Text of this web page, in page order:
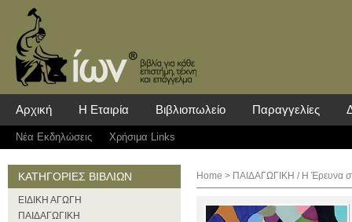
Αρχική Η Εταιρία Βιβλιοπωλείο Παραγγελίες
Νέα Eκδηλώσεις Χρήσιμα Links
ΚΑΤΗΓΟΡΙΕΣ ΒΙΒΛΙΩΝ
ΕΙΔΙΚΗ ΑΓΩΓΗ
ΠΑΙΔΑΓΩΓΙΚΗ
Home > ΠΑΙΔΑΓΩΓΙΚΗ / Η Έρευνα